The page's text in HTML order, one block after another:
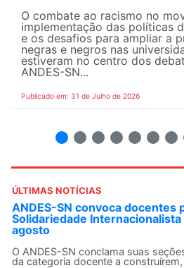
O combate ao racismo no
implementação das políticas
e os desafios para ampliar a
negras e negros nas
estiveram no centro dos
ANDES-SN...
Publicado em: 31 de Julho de 2026
ÚLTIMAS NOTÍCIAS
ANDES-SN convoca docentes
Solidariedade Internacionalista
agosto
O ANDES-SN conclama suas
da categoria docente a construírem,